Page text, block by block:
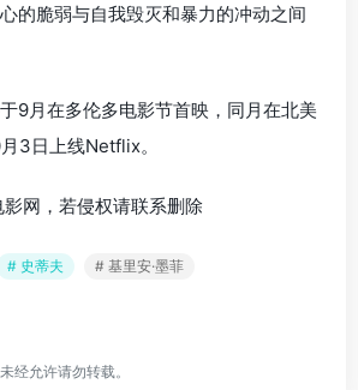
的脆弱与自我毁灭和暴力的冲动之间
9月在多伦多电影节首映，同月在北美
3日上线Netflix。
网，若侵权请联系删除
# 史蒂夫
# 基里安·墨菲
经允许请勿转载。